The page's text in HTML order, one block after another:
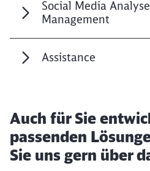
Social Media
Management
Assistance
Auch für Sie
passenden
Sie uns gern über